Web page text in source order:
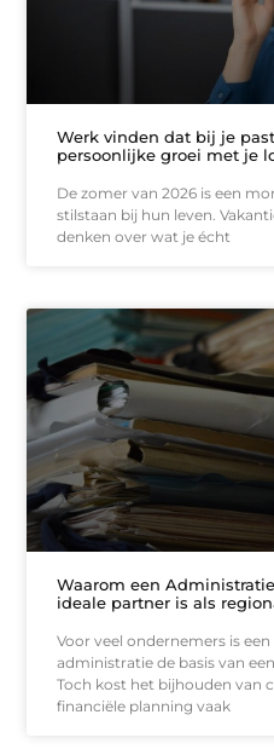
Werk vinden dat bij je
persoonlijke groei met je
De zomer van 2026 is een
stilstaan bij hun leven.
denken over wat je écht
Waarom een
ideale partner is als
Voor veel ondernemers is
administratie de basis van
Toch kost het bijhouden van
financiële planning vaak